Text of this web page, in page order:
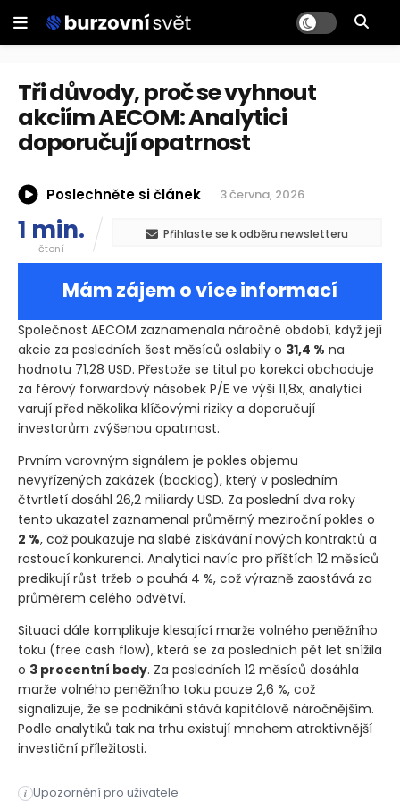
Tři důvody, proč se vyhnout
akciím AECOM: Analytici
doporučují opatrnost
Poslechněte si článek 3 června, 2026
1 min.
čtení
Přihlaste se k odběru newsletteru
Mám zájem o více informací
Společnost AECOM zaznamenala náročné období, když její
akcie za posledních šest měsíců oslabily o 31,4 % na
hodnotu 71,28 USD. Přestože se titul po korekci obchoduje
za férový forwardový násobek P/E ve výši 11,8x, analytici
varují před několika klíčovými riziky a doporučují
investorům zvýšenou opatrnost.
Prvním varovným signálem je pokles objemu
nevyřízených zakázek (backlog), který v posledním
čtvrtletí dosáhl 26,2 miliardy USD. Za poslední dva roky
tento ukazatel zaznamenal průměrný meziroční pokles o
2 %, což poukazuje na slabé získávání nových kontraktů a
rostoucí konkurenci. Analytici navíc pro příštích 12 měsíců
predikují růst tržeb o pouhá 4 %, což výrazně zaostává za
průměrem celého odvětví.
Situaci dále komplikuje klesající marže volného peněžního
toku (free cash flow), která se za posledních pět let snížila
o 3 procentní body. Za posledních 12 měsíců dosáhla
marže volného peněžního toku pouze 2,6 %, což
signalizuje, že se podnikání stává kapitálově náročnějším.
Podle analytiků tak na trhu existují mnohem atraktivnější
investiční příležitosti.
i Upozornění pro uživatele